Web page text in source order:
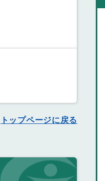
トップページに戻る